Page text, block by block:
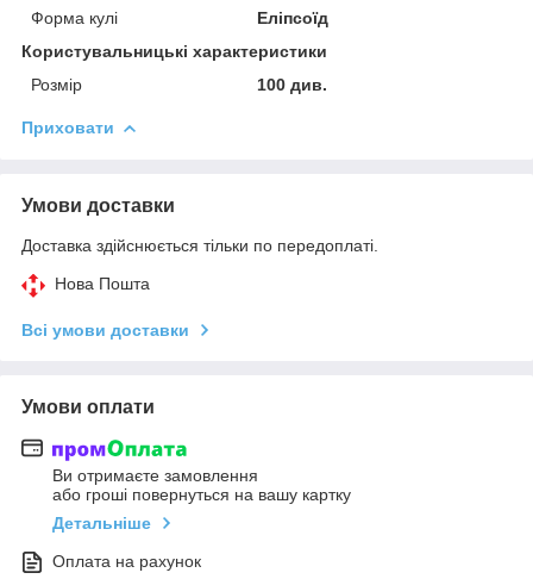
Форма кулі
Еліпсоїд
Користувальницькі характеристики
Розмір
100 див.
Приховати
Умови доставки
Доставка здійснюється тільки по передоплаті.
Нова Пошта
Всі умови доставки
Умови оплати
Ви отримаєте замовлення
або гроші повернуться на вашу картку
Детальніше
Оплата на рахунок